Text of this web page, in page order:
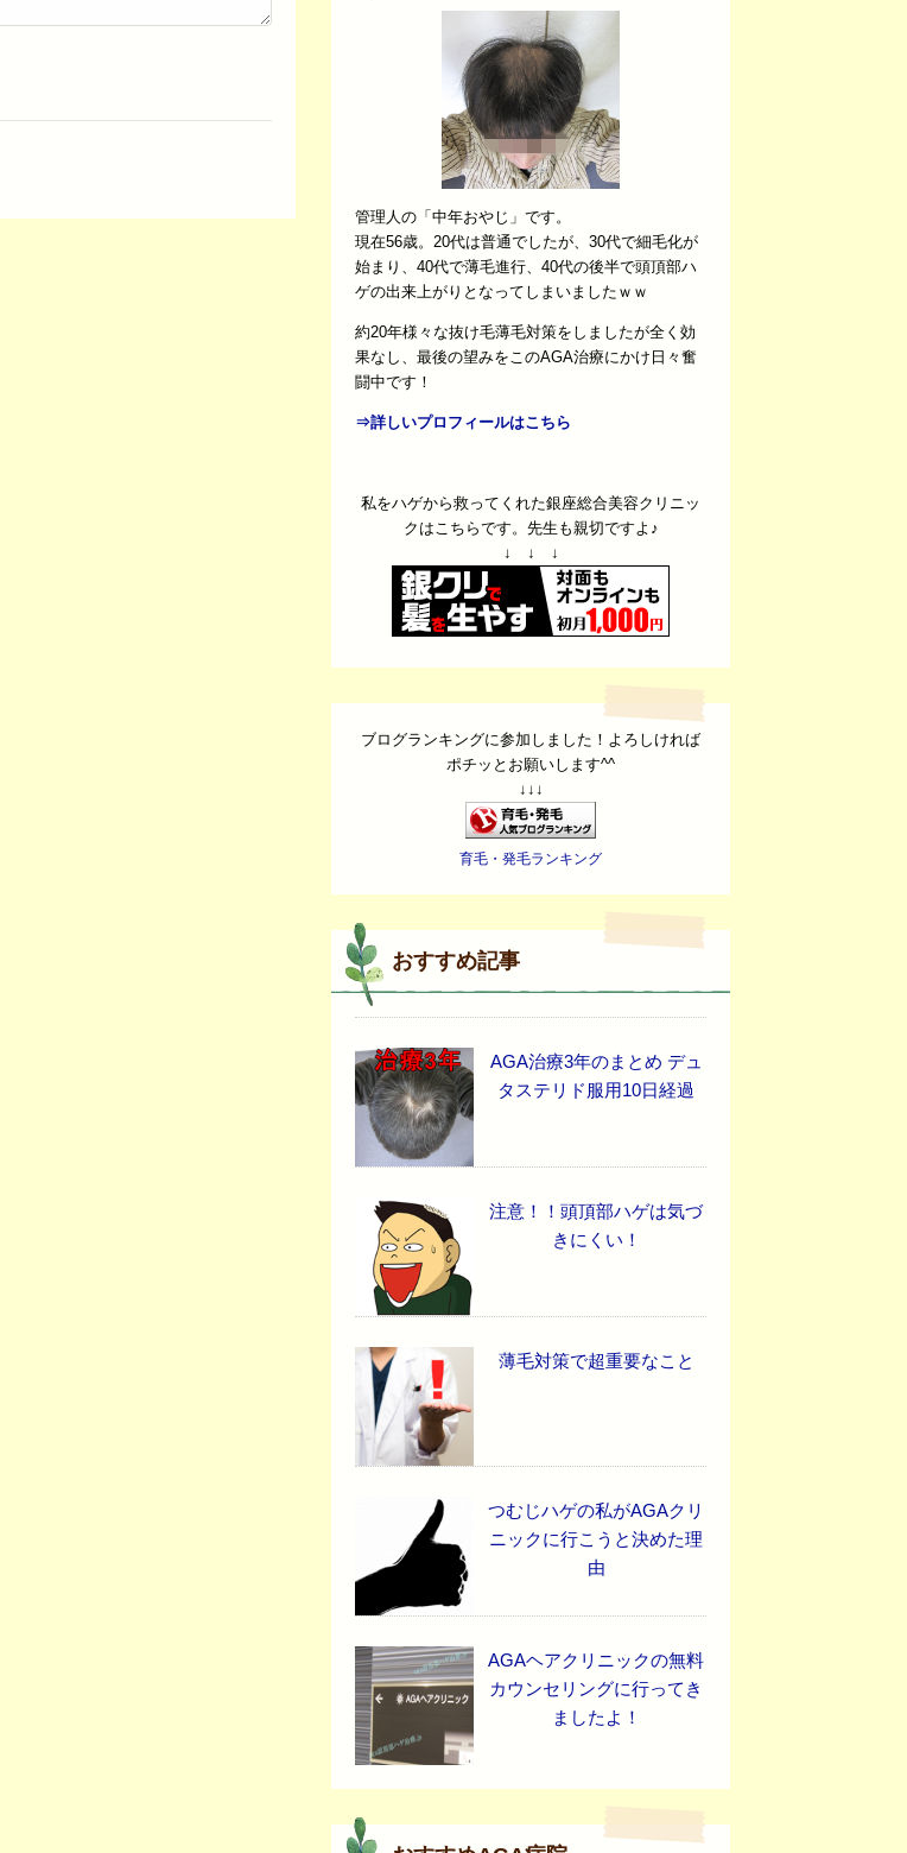
管理人の「中年おやじ」です。
現在56歳。20代は普通でしたが、30代で細毛化が
始まり、40代で薄毛進行、40代の後半で頭頂部ハ
ゲの出来上がりとなってしまいましたｗｗ
約20年様々な抜け毛薄毛対策をしましたが全く効
果なし、最後の望みをこのAGA治療にかけ日々奮
闘中です！
⇒詳しいプロフィールはこちら
私をハゲから救ってくれた銀座総合美容クリニッ
クはこちらです。先生も親切ですよ♪
↓ ↓ ↓
ブログランキングに参加しました！よろしければ
ポチッとお願いします^^
↓↓↓
育毛・発毛ランキング
おすすめ記事
AGA治療3年のまとめ デュ
タステリド服用10日経過
注意！！頭頂部ハゲは気づ
きにくい！
薄毛対策で超重要なこと
つむじハゲの私がAGAクリ
ニックに行こうと決めた理
由
AGAヘアクリニックの無料
カウンセリングに行ってき
ましたよ！